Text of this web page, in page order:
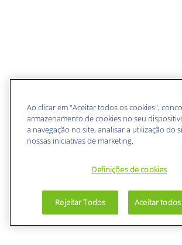
Ao clicar em "Aceitar todos os cookies",
armazenamento de cookies no seu
a navegação no site, analisar a utilização do
nossas iniciativas de marketing.
Definições de cookies
Rejeitar Todos Aceitar